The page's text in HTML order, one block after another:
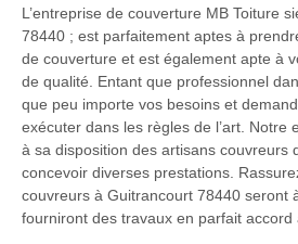
L’entreprise de couverture MB Toiture
78440 ; est parfaitement aptes à
de couverture et est également apte à
de qualité. Entant que professionnel
que peu importe vos besoins et
exécuter dans les règles de l’art. Notre
à sa disposition des artisans couvreurs
concevoir diverses prestations.
couvreurs à Guitrancourt 78440 seront
fourniront des travaux en parfait accord